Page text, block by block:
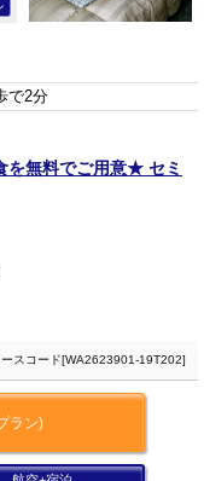
で2分
無料でご用意★ セミ
ースコード[WA2623901-19T202]
ラン)